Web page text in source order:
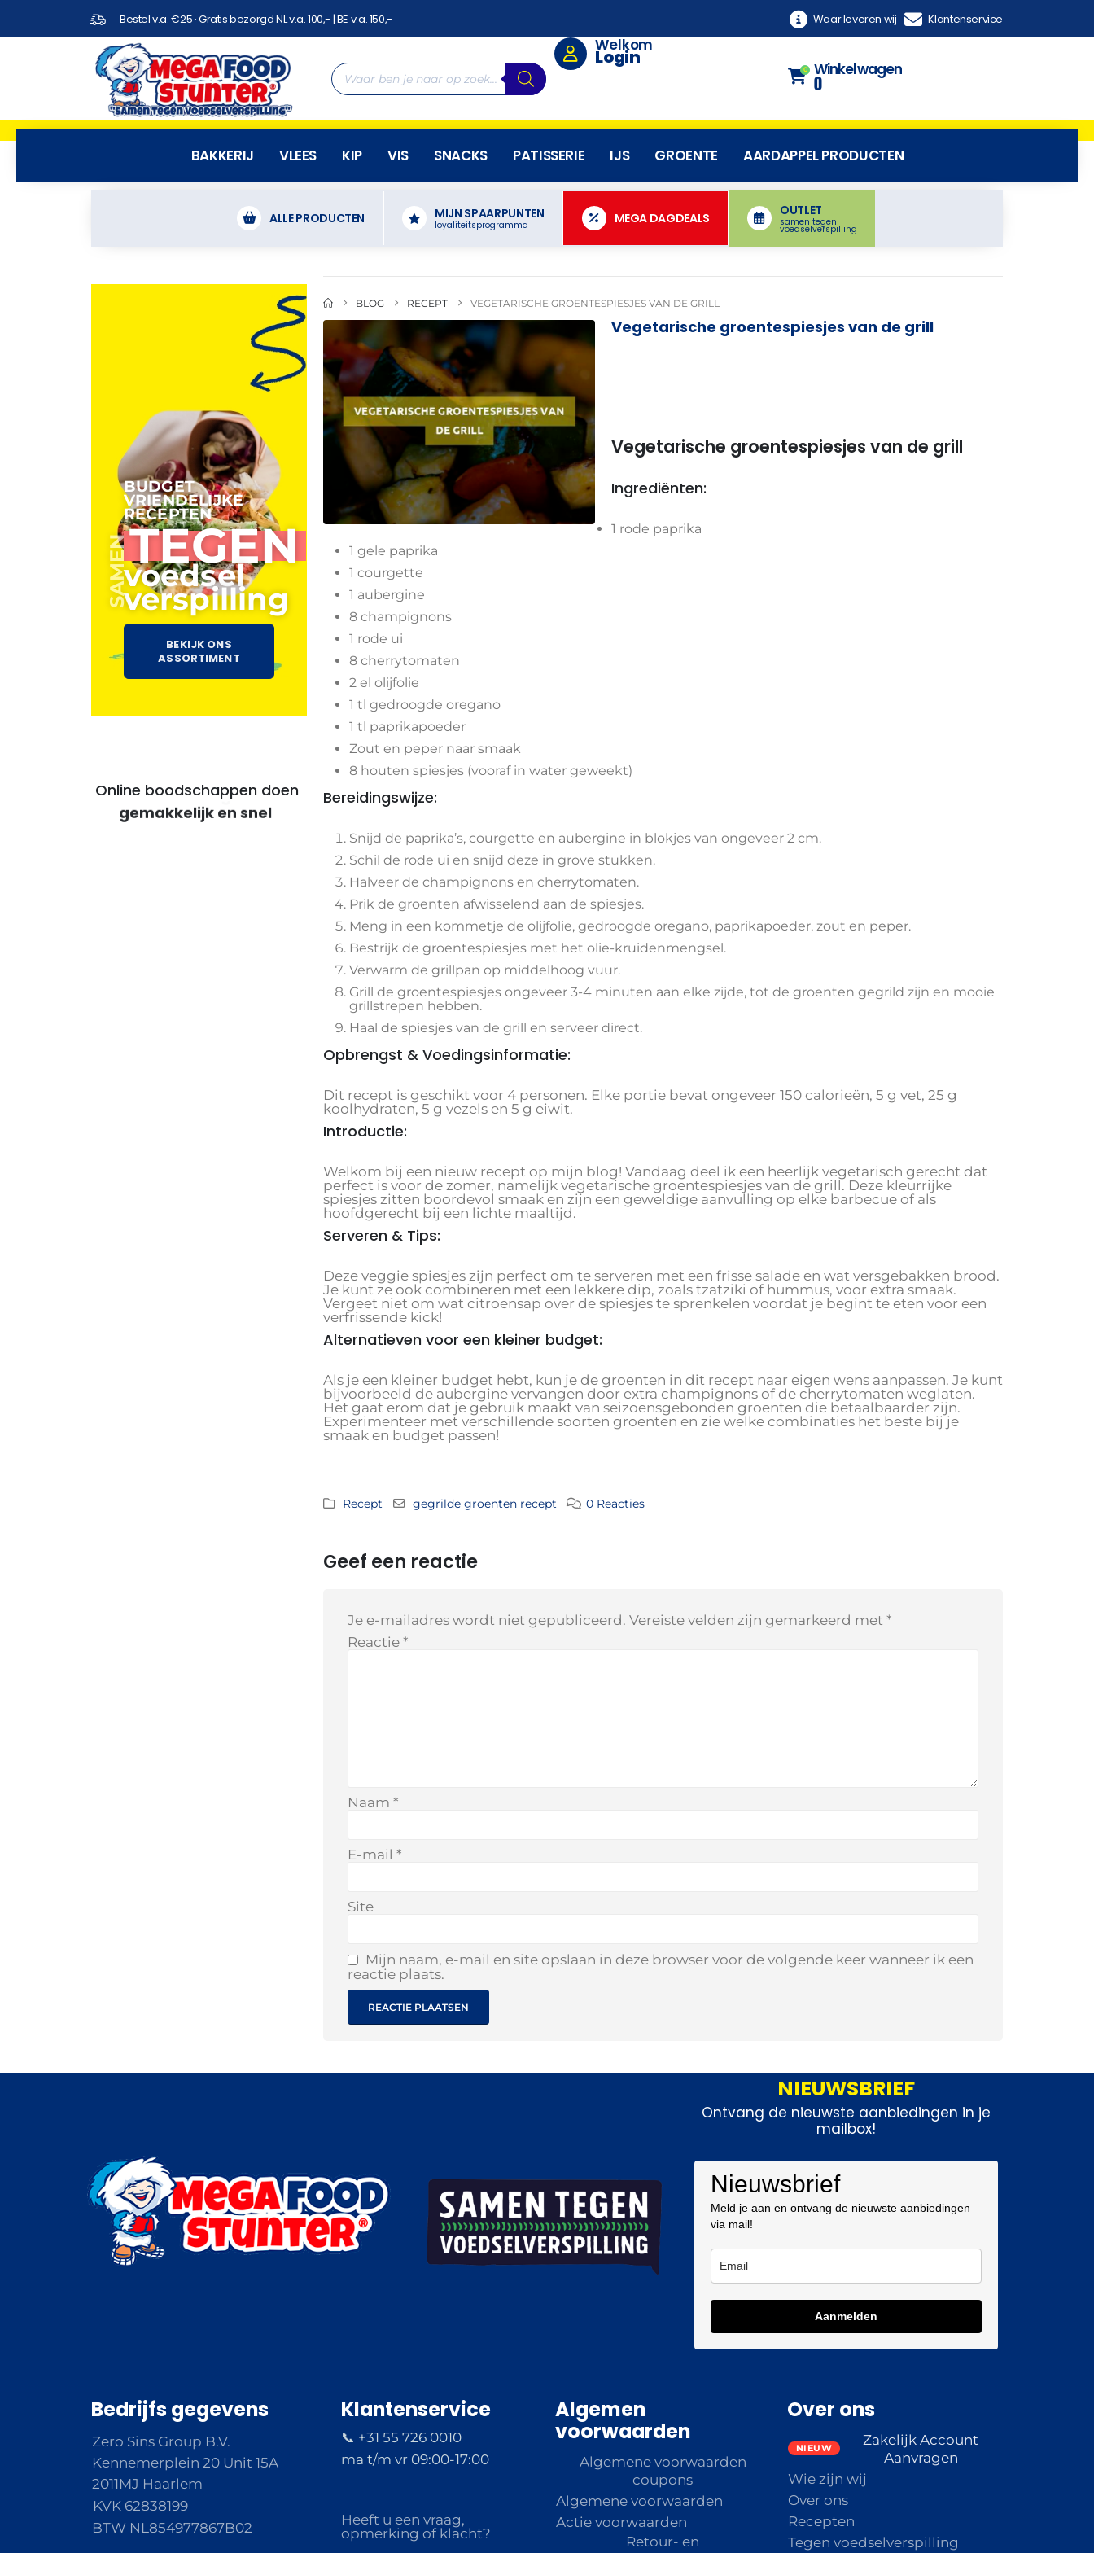
Bestel v.a. €25 · Gratis bezorgd NL v.a. 100,- | BE v.a. 150,- Waar leveren wij Klantenservice
Welkom
Login
0 Winkelwagen
0
BAKKERIJ VLEES KIP VIS SNACKS PATISSERIE IJS GROENTE AARDAPPEL PRODUCTEN
ALLE PRODUCTEN MIJN SPAARPUNTEN
loyaliteitsprogramma MEGA DAGDEALS
OUTLET
samen tegen
voedselverspilling
BLOG RECEPT VEGETARISCHE GROENTESPIESJES VAN DE GRILL
Vegetarische groentespiesjes van de grill
Vegetarische groentespiesjes van de grill
Ingrediënten:
1 rode paprika
1 gele paprika
1 courgette
1 aubergine
8 champignons
1 rode ui
8 cherrytomaten
2 el olijfolie
1 tl gedroogde oregano
1 tl paprikapoeder
Zout en peper naar smaak
8 houten spiesjes (vooraf in water geweekt)
Bereidingswijze:
Snijd de paprika’s, courgette en aubergine in blokjes van ongeveer 2 cm.
Schil de rode ui en snijd deze in grove stukken.
Halveer de champignons en cherrytomaten.
Prik de groenten afwisselend aan de spiesjes.
Meng in een kommetje de olijfolie, gedroogde oregano, paprikapoeder, zout en peper.
Bestrijk de groentespiesjes met het olie-kruidenmengsel.
Verwarm de grillpan op middelhoog vuur.
Grill de groentespiesjes ongeveer 3-4 minuten aan elke zijde, tot de groenten gegrild zijn en mooie
grillstrepen hebben.
Haal de spiesjes van de grill en serveer direct.
Opbrengst & Voedingsinformatie:
Dit recept is geschikt voor 4 personen. Elke portie bevat ongeveer 150 calorieën, 5 g vet, 25 g
koolhydraten, 5 g vezels en 5 g eiwit.
Introductie:
Welkom bij een nieuw recept op mijn blog! Vandaag deel ik een heerlijk vegetarisch gerecht dat
perfect is voor de zomer, namelijk vegetarische groentespiesjes van de grill. Deze kleurrijke
spiesjes zitten boordevol smaak en zijn een geweldige aanvulling op elke barbecue of als
hoofdgerecht bij een lichte maaltijd.
Serveren & Tips:
Deze veggie spiesjes zijn perfect om te serveren met een frisse salade en wat versgebakken brood.
Je kunt ze ook combineren met een lekkere dip, zoals tzatziki of hummus, voor extra smaak.
Vergeet niet om wat citroensap over de spiesjes te sprenkelen voordat je begint te eten voor een
verfrissende kick!
Alternatieven voor een kleiner budget:
Als je een kleiner budget hebt, kun je de groenten in dit recept naar eigen wens aanpassen. Je kunt
bijvoorbeeld de aubergine vervangen door extra champignons of de cherrytomaten weglaten.
Het gaat erom dat je gebruik maakt van seizoensgebonden groenten die betaalbaarder zijn.
Experimenteer met verschillende soorten groenten en zie welke combinaties het beste bij je
smaak en budget passen!
Recept gegrilde groenten recept 0 Reacties
Geef een reactie
Je e-mailadres wordt niet gepubliceerd. Vereiste velden zijn gemarkeerd met *
Reactie *
Naam *
E-mail *
Site
Mijn naam, e-mail en site opslaan in deze browser voor de volgende keer wanneer ik een
reactie plaats.
BUDGET
VRIENDELIJKE
RECEPTEN
SAMENTEGEN
voedsel
verspilling
BEKIJK ONS
ASSORTIMENT
Online boodschappen doen
voor voordelige maaltijden
NIEUWSBRIEF
Ontvang de nieuwste aanbiedingen in je
mailbox!
Nieuwsbrief
Meld je aan en ontvang de nieuwste aanbiedingen
via mail!
Aanmelden
Bedrijfs gegevens
Zero Sins Group B.V.
Kennemerplein 20 Unit 15A
2011MJ Haarlem
KVK 62838199
BTW NL854977867B02
Klantenservice
📞 +31 55 726 0010
ma t/m vr 09:00-17:00
Heeft u een vraag,
opmerking of klacht?
Algemen
voorwaarden
Algemene voorwaarden
coupons
Algemene voorwaarden
Actie voorwaarden
Retour- en
Over ons
Zakelijk Account
Aanvragen
Wie zijn wij
Over ons
Recepten
Tegen voedselverspilling